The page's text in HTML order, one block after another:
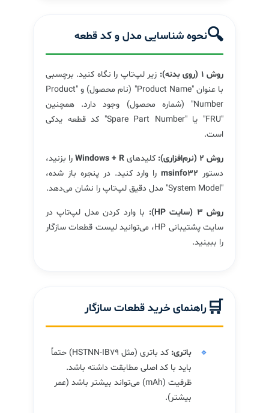
🔍نحوه شناسایی مدل و کد قطعه
روش ۱ (روی بدنه):
زیر لپ‌تاپ را نگاه کنید. برچسبی
با عنوان "Product Name" (نام محصول) و "Product
Number" (شماره محصول) وجود دارد. همچنین
"FRU" یا "Spare Part Number" کد قطعه یدکی
است.
روش ۲ (نرم‌افزاری): کلیدهای Windows + R را بزنید،
دستور msinfo32را وارد کنید. در پنجره باز شده،
"System Model" مدل دقیق لپ‌تاپ را نشان می‌دهد.
روش ۳ (سایت HP):
با وارد کردن مدل لپ‌تاپ در
سایت پشتیبانی HP، می‌توانید لیست قطعات سازگار
را ببینید.
🛒 راهنمای خرید قطعات سازگار
باتری:
کد باتری (مثل HSTNN-IB79) حتماً
باید با کد اصلی مطابقت داشته باشد.
ظرفیت (mAh) می‌تواند بیشتر باشد (عمر
بیشتر).